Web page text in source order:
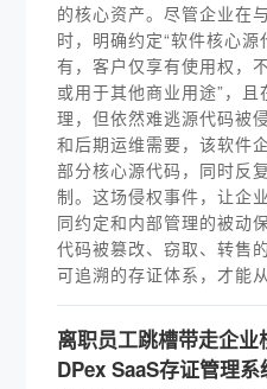
的核心资产。尽管企业在
时，明确约定“软件核心
有，客户仅享有使用权，
或用于其他商业用途”，
理，但依然难逃源代码被
和后期运维需要，该软件
部分核心源代码，同时反
制。这场侵权事件，让企
同约定和内部管理的被动
代码被篡改、窃取、转售
可追溯的存证体系，才能
离职员工跳槽带走企
DPex SaaS存证管理